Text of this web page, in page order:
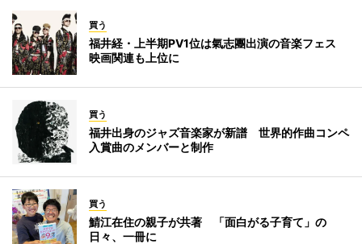
買う
福井経・上半期PV1位は氣志團出演の音楽フェス
映画関連も上位に
買う
福井出身のジャズ音楽家が新譜 世界的作曲コンペ
入賞曲のメンバーと制作
買う
鯖江在住の親子が共著 「面白がる子育て」の
日々、一冊に